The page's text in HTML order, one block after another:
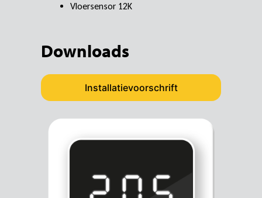
Vloersensor 12K
Downloads
Installatievoorschrift